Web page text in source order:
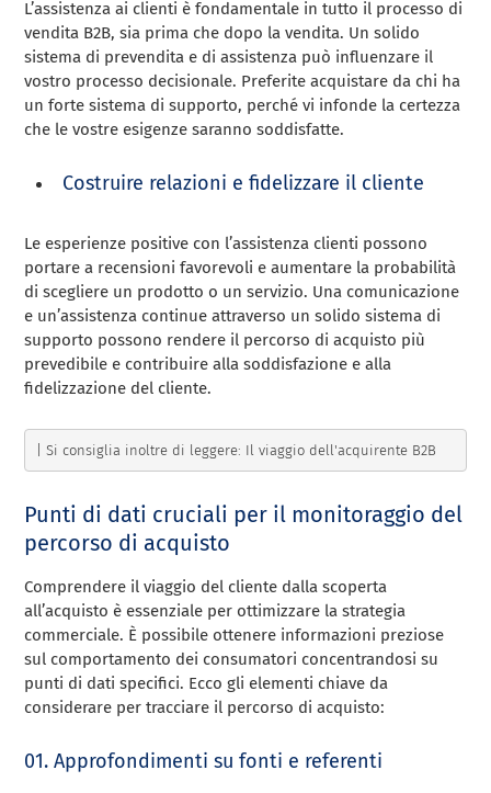
L’assistenza ai clienti è fondamentale in tutto il processo di
vendita B2B, sia prima che dopo la vendita. Un solido
sistema di prevendita e di assistenza può influenzare il
vostro processo decisionale. Preferite acquistare da chi ha
un forte sistema di supporto, perché vi infonde la certezza
che le vostre esigenze saranno soddisfatte.
Costruire relazioni e fidelizzare il cliente
Le esperienze positive con l’assistenza clienti possono
portare a recensioni favorevoli e aumentare la probabilità
di scegliere un prodotto o un servizio. Una comunicazione
e un’assistenza continue attraverso un solido sistema di
supporto possono rendere il percorso di acquisto più
prevedibile e contribuire alla soddisfazione e alla
fidelizzazione del cliente.
| Si consiglia inoltre di leggere: Il viaggio dell'acquirente B2B
Punti di dati cruciali per il monitoraggio del
percorso di acquisto
Comprendere il viaggio del cliente dalla scoperta
all’acquisto è essenziale per ottimizzare la strategia
commerciale. È possibile ottenere informazioni preziose
sul comportamento dei consumatori concentrandosi su
punti di dati specifici. Ecco gli elementi chiave da
considerare per tracciare il percorso di acquisto:
01. Approfondimenti su fonti e referenti